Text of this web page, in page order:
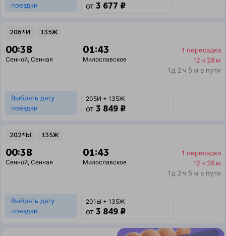
поездки
от 3 677 ₽
206*И 135Ж
00:38
Сенной, Сенная
01:43
Милославское
1 пересадка
12 ч 28 м
1 д 2 ч 5 м в пути
Выбрать дату
поездки
205И + 135Ж
от 3 849 ₽
202*Ы 135Ж
00:38
Сенной, Сенная
01:43
Милославское
1 пересадка
12 ч 28 м
1 д 2 ч 5 м в пути
Выбрать дату
поездки
201Ы + 135Ж
от 3 849 ₽